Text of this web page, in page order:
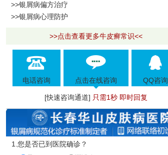
>>银屑病偏方治疗
>>银屑病心理防护
>>点击查看更多牛皮癣常识<<
电话咨询 点击在线咨询 QQ咨询
[快速咨询通道] 只需1秒 即时回复
1.您是否已到医院确诊？